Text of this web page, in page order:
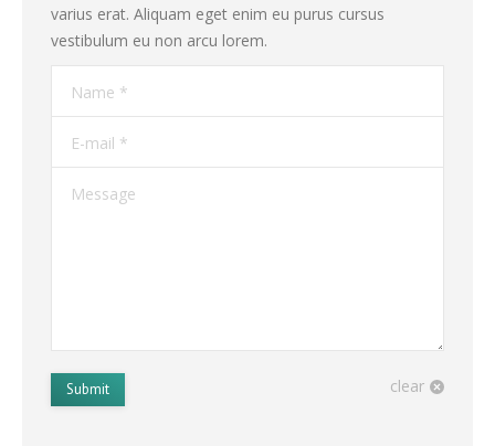
varius erat. Aliquam eget enim eu purus cursus
vestibulum eu non arcu lorem.
Name *
E-mail *
Message
Submit clear